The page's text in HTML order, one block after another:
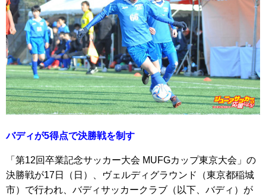
バディが5得点で決勝戦を制す
「第12回卒業記念サッカー大会 MUFGカップ東京大会」の
決勝戦が17日（日）、ヴェルディグラウンド（東京都稲城
市）で行われ、バディサッカークラブ（以下、バディ）が